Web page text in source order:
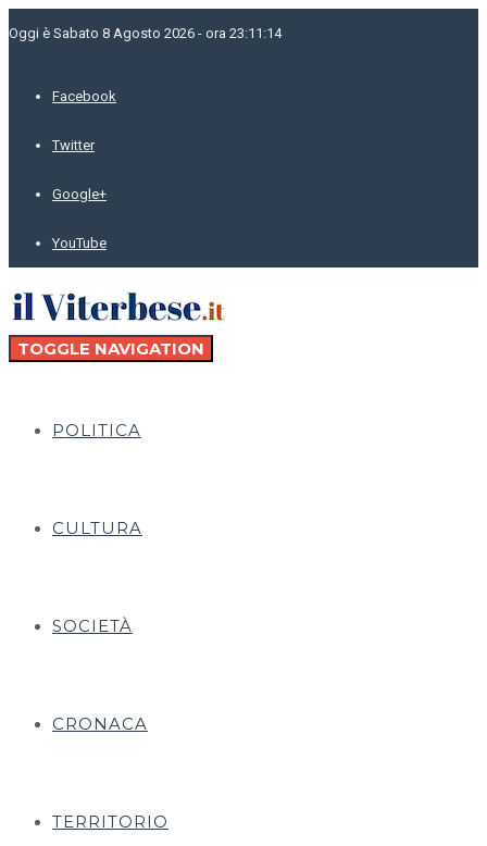
Oggi è Sabato 8 Agosto 2026 - ora 23:11:14
Facebook
Twitter
Google+
YouTube
TOGGLE NAVIGATION
POLITICA
CULTURA
SOCIETÀ
CRONACA
TERRITORIO